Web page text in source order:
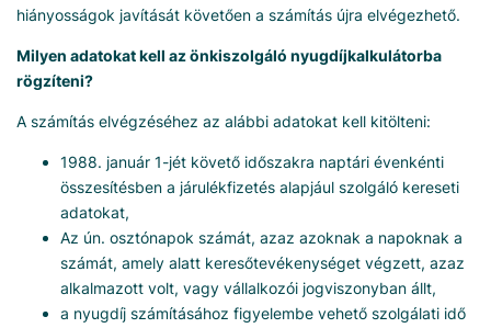
hiányosságok javítását követően a számítás újra elvégezhető.
Milyen adatokat kell az önkiszolgáló nyugdíjkalkulátorba
rögzíteni?
A számítás elvégzéséhez az alábbi adatokat kell kitölteni:
1988. január 1-jét követő időszakra naptári évenkénti
összesítésben a járulékfizetés alapjául szolgáló kereseti
adatokat,
Az ún. osztónapok számát, azaz azoknak a napoknak a
számát, amely alatt keresőtevékenységet végzett, azaz
alkalmazott volt, vagy vállalkozói jogviszonyban állt,
a nyugdíj számításához figyelembe vehető szolgálati idő